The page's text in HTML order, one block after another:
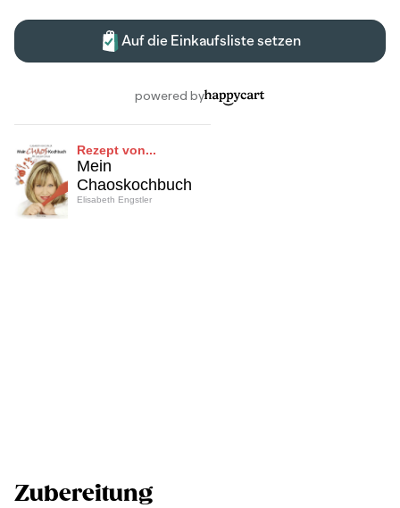
Rezept von...
Mein
Chaoskochbuch
Elisabeth Engstler
Zubereitung